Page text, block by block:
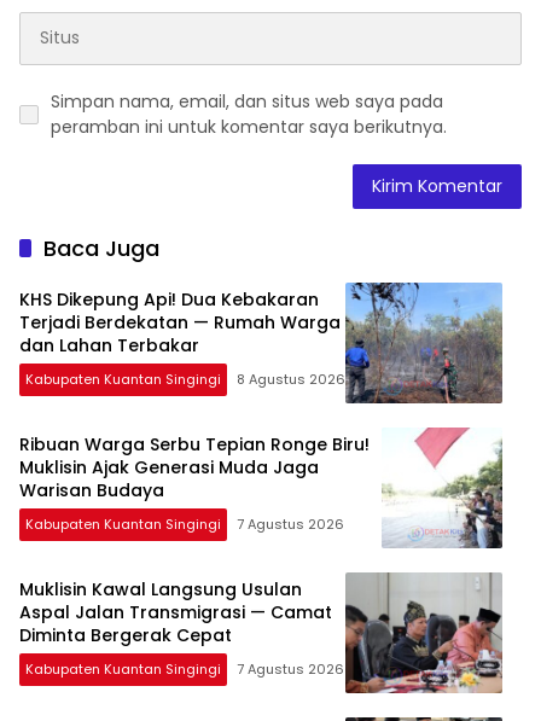
Simpan nama, email, dan situs web saya pada
peramban ini untuk komentar saya berikutnya.
Baca Juga
KHS Dikepung Api! Dua Kebakaran
Terjadi Berdekatan — Rumah Warga
dan Lahan Terbakar
Kabupaten Kuantan Singingi 8 Agustus 2026
Ribuan Warga Serbu Tepian Ronge Biru!
Muklisin Ajak Generasi Muda Jaga
Warisan Budaya
Kabupaten Kuantan Singingi 7 Agustus 2026
Muklisin Kawal Langsung Usulan
Aspal Jalan Transmigrasi — Camat
Diminta Bergerak Cepat
Kabupaten Kuantan Singingi 7 Agustus 2026